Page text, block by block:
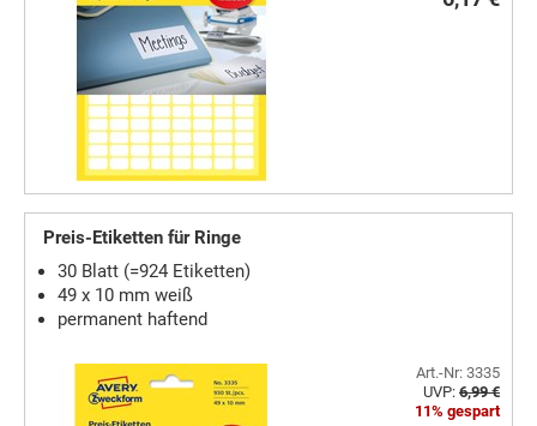
Preis-Etiketten für Ringe
30 Blatt (=924 Etiketten)
49 x 10 mm weiß
permanent haftend
Art.-Nr: 3335
UVP: 6,99 €
11% gespart